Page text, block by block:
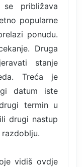
približava
popularne
ponudu.
Druga
stanje
Treća je
datum iste
termin u
drugi nastup
vidiš ovdje